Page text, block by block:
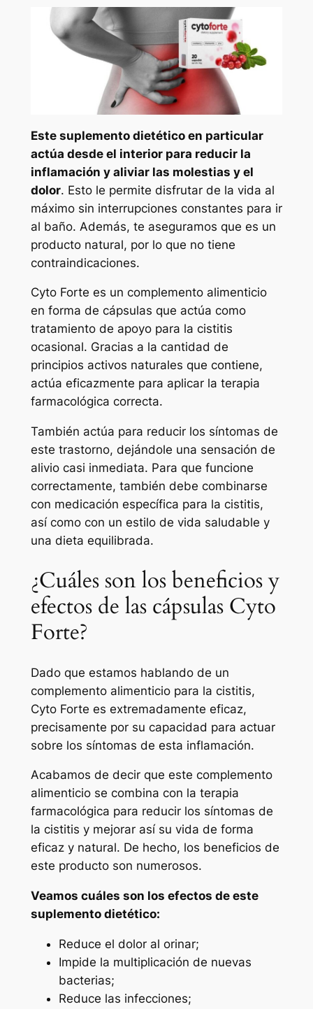
Este suplemento dietético en particular
actúa desde el interior para reducir la
inflamación y aliviar las molestias y el
dolor. Esto le permite disfrutar de la vida al
máximo sin interrupciones constantes para ir
al baño. Además, te aseguramos que es un
producto natural, por lo que no tiene
contraindicaciones.
Cyto Forte es un complemento alimenticio
en forma de cápsulas que actúa como
tratamiento de apoyo para la cistitis
ocasional. Gracias a la cantidad de
principios activos naturales que contiene,
actúa eficazmente para aplicar la terapia
farmacológica correcta.
También actúa para reducir los síntomas de
este trastorno, dejándole una sensación de
alivio casi inmediata. Para que funcione
correctamente, también debe combinarse
con medicación específica para la cistitis,
así como con un estilo de vida saludable y
una dieta equilibrada.
¿Cuáles son los beneficios y
efectos de las cápsulas Cyto
Forte?
Dado que estamos hablando de un
complemento alimenticio para la cistitis,
Cyto Forte es extremadamente eficaz,
precisamente por su capacidad para actuar
sobre los síntomas de esta inflamación.
Acabamos de decir que este complemento
alimenticio se combina con la terapia
farmacológica para reducir los síntomas de
la cistitis y mejorar así su vida de forma
eficaz y natural. De hecho, los beneficios de
este producto son numerosos.
Veamos cuáles son los efectos de este
suplemento dietético:
Reduce el dolor al orinar;
Impide la multiplicación de nuevas
bacterias;
Reduce las infecciones;